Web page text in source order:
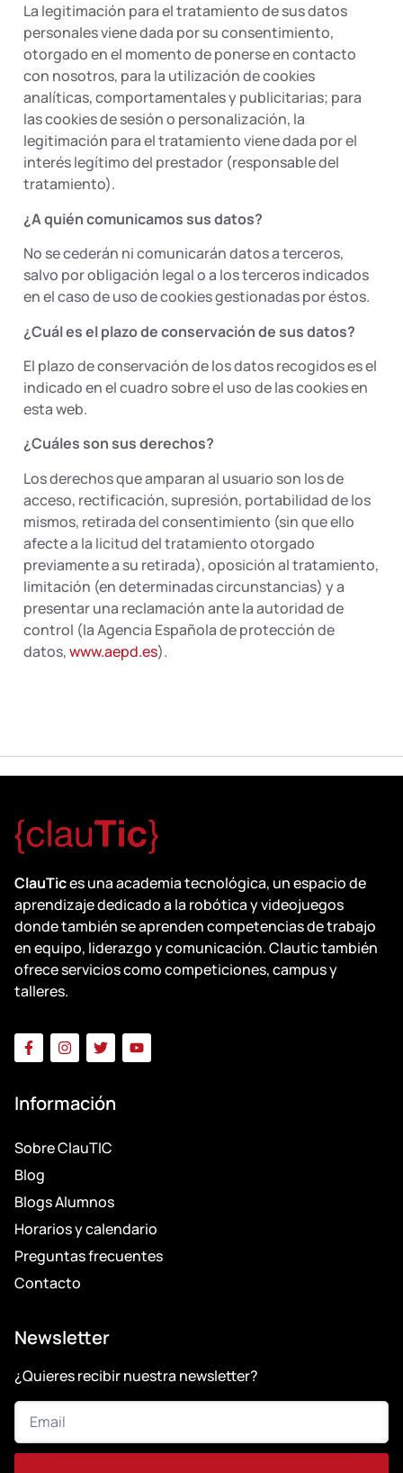
La legitimación para el tratamiento de sus datos
personales viene dada por su consentimiento,
otorgado en el momento de ponerse en contacto
con nosotros, para la utilización de cookies
analíticas, comportamentales y publicitarias; para
las cookies de sesión o personalización, la
legitimación para el tratamiento viene dada por el
interés legítimo del prestador (responsable del
tratamiento).
¿A quién comunicamos sus datos?
No se cederán ni comunicarán datos a terceros,
salvo por obligación legal o a los terceros indicados
en el caso de uso de cookies gestionadas por éstos.
¿Cuál es el plazo de conservación de sus datos?
El plazo de conservación de los datos recogidos es el
indicado en el cuadro sobre el uso de las cookies en
esta web.
¿Cuáles son sus derechos?
Los derechos que amparan al usuario son los de
acceso, rectificación, supresión, portabilidad de los
mismos, retirada del consentimiento (sin que ello
afecte a la licitud del tratamiento otorgado
previamente a su retirada), oposición al tratamiento,
limitación (en determinadas circunstancias) y a
presentar una reclamación ante la autoridad de
control (la Agencia Española de protección de
datos,www.aepd.es).
ClauTices una academia tecnológica, un espacio de
aprendizaje dedicado a la robótica y videojuegos
donde también se aprenden competencias de trabajo
en equipo, liderazgo y comunicación. Clautic también
ofrece servicios como competiciones, campus y
talleres.
Información
Sobre ClauTIC
Blog
Blogs Alumnos
Horarios y calendario
Preguntas frecuentes
Contacto
Newsletter
¿Quieres recibir nuestra newsletter?